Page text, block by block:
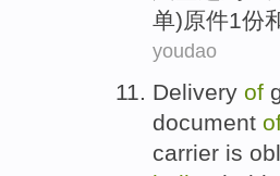
单)原件1份
youdao
Delivery of
document
carrier is